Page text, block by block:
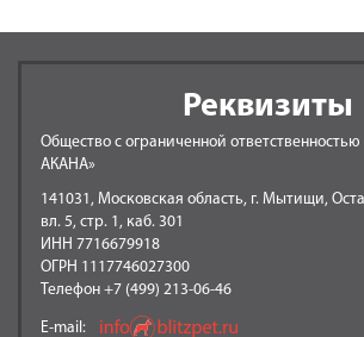
Реквизиты
Общество с ограниченной
АКАНА»
141031, Московская область, г. Мытищи,
вл. 5, стр. 1, каб. 301
ИНН 7716679918
ОГРН 1117746027300
Телефон +7 (499) 213-06-46
E-mail: